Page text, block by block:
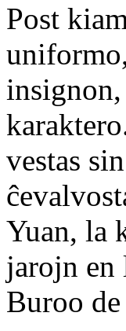
Post
vestas
Yuan, la
jarojn en
Buroo